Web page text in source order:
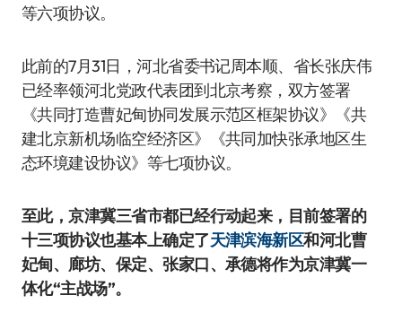
等六项协议。
此前的7月31日，河北省委书记周本顺、省长张庆伟
已经率领河北党政代表团到北京考察，双方签署
《共同打造曹妃甸协同发展示范区框架协议》《共
建北京新机场临空经济区》《共同加快张承地区生
态环境建设协议》等七项协议。
至此，京津冀三省市都已经行动起来，目前签署的
十三项协议也基本上确定了天津滨海新区和河北曹
妃甸、廊坊、保定、张家口、承德将作为京津冀一
体化“主战场”。